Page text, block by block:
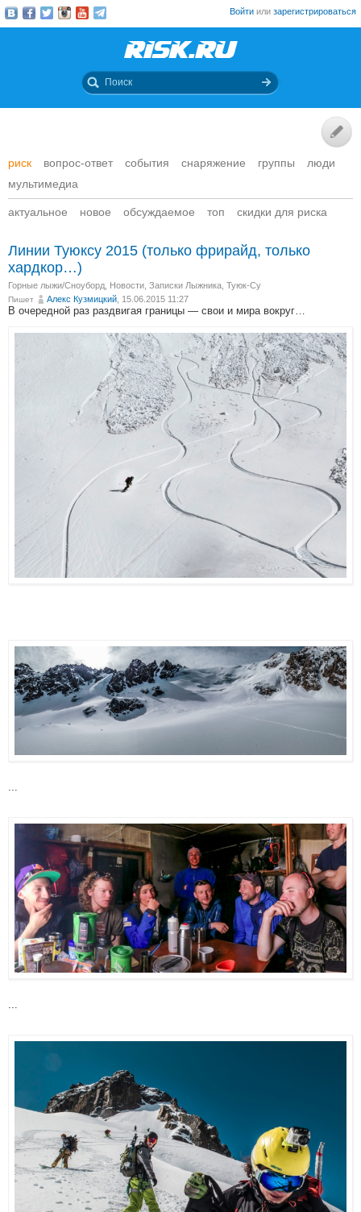
Войти или зарегистрироваться
риск вопрос-ответ события снаряжение группы
люди
мультимедиа
актуальное новое обсуждаемое топ скидки для риска
Линии Туюксу 2015 (только фрирайд, только
хардкор…)
Горные лыжи/Сноуборд Новости Записки Лыжника Туюк-Су
Пишет Алекс Кузмицкий , 15.06.2015 11:27
В очередной раз раздвигая границы — cвои и мира вокруг…
...